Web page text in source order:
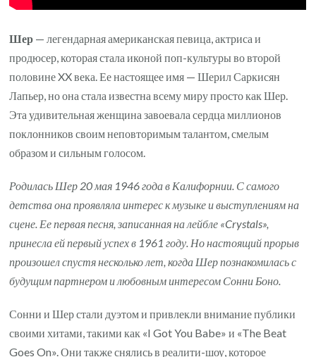
Шер — легендарная американская певица, актриса и
продюсер, которая стала иконой поп-культуры во второй
половине XX века. Ее настоящее имя — Шерил Саркисян
Лапьер, но она стала известна всему миру просто как Шер.
Эта удивительная женщина завоевала сердца миллионов
поклонников своим неповторимым талантом, смелым
образом и сильным голосом.
Родилась Шер 20 мая 1946 года в Калифорнии. С самого
детства она проявляла интерес к музыке и выступлениям на
сцене. Ее первая песня, записанная на лейбле «Crystals»,
принесла ей первый успех в 1961 году. Но настоящий прорыв
произошел спустя несколько лет, когда Шер познакомилась с
будущим партнером и любовным интересом Сонни Боно.
Сонни и Шер стали дуэтом и привлекли внимание публики
своими хитами, такими как «I Got You Babe» и «The Beat
Goes On». Они также снялись в реалити-шоу, которое